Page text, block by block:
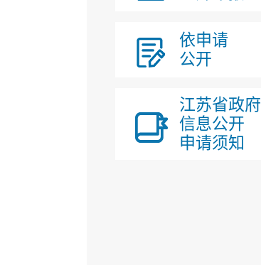
依申请
公开
江苏省政府
信息公开
申请须知